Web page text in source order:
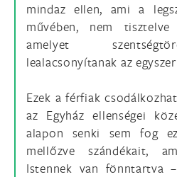
mindaz ellen, ami a
művében, nem
amelyet
lealacsonyítanak az
Ezek a férfiak
az Egyház ellenségei
alapon senki sem fog
mellőzve szándékait,
Istennek van fönntartva